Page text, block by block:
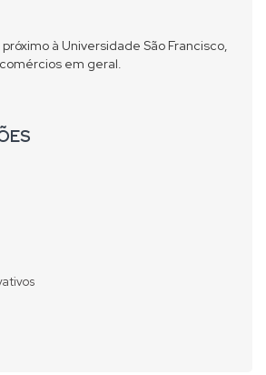
à Universidade São Francisco,
em geral.